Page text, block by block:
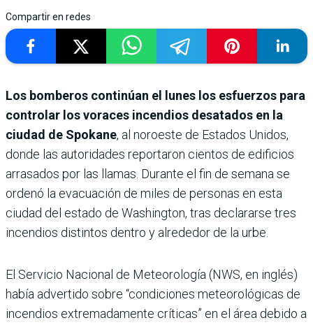
Compartir en redes
Los bomberos continúan el lunes los esfuerzos para
controlar los voraces incendios desatados en la
ciudad de Spokane, al noroeste de Estados Unidos,
donde las autoridades reportaron cientos de edificios
arrasados por las llamas. Durante el fin de semana se
ordenó la evacuación de miles de personas en esta
ciudad del estado de Washington, tras declararse tres
incendios distintos dentro y alrededor de la urbe.
El Servicio Nacional de Meteorología (NWS, en inglés)
había advertido sobre “condiciones meteorológicas de
incendios extremadamente críticas” en el área debido a